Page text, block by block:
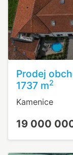
Prodej
1737 m2
Kamenice
19 000